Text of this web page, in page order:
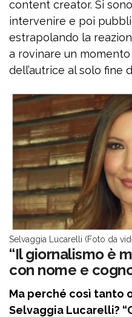
content creator. Si
intervenire e poi
estrapolando la
a rovinare un
dell’autrice al solo fine
Selvaggia Lucarelli (Foto da
“Il giornalismo è
con nome e
Ma perché così tanto
Selvaggia Lucarelli?